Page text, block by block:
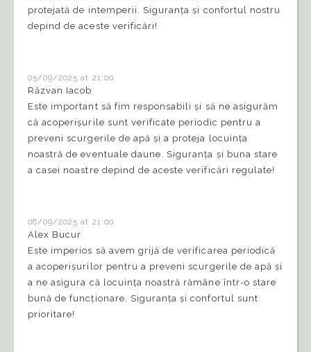
protejată de intemperii. Siguranța și confortul nostru
depind de aceste verificări!
05/09/2025 at 21:00
Răzvan Iacob
Este important să fim responsabili și să ne asigurăm
că acoperișurile sunt verificate periodic pentru a
preveni scurgerile de apă și a proteja locuința
noastră de eventuale daune. Siguranța și buna stare
a casei noastre depind de aceste verificări regulate!
06/09/2025 at 21:00
Alex Bucur
Este imperios să avem grijă de verificarea periodică
a acoperișurilor pentru a preveni scurgerile de apă și
a ne asigura că locuința noastră rămâne într-o stare
bună de funcționare. Siguranța și confortul sunt
prioritare!